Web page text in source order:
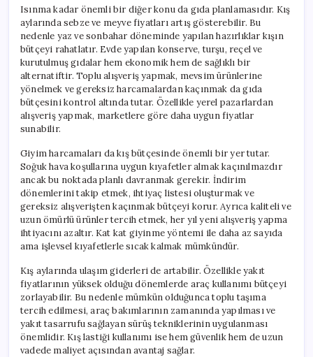
Isınma kadar önemli bir diğer konu da gıda planlamasıdır. Kış
aylarında sebze ve meyve fiyatları artış gösterebilir. Bu
nedenle yaz ve sonbahar döneminde yapılan hazırlıklar kışın
bütçeyi rahatlatır. Evde yapılan konserve, turşu, reçel ve
kurutulmuş gıdalar hem ekonomik hem de sağlıklı bir
alternatiftir. Toplu alışveriş yapmak, mevsim ürünlerine
yönelmek ve gereksiz harcamalardan kaçınmak da gıda
bütçesini kontrol altında tutar. Özellikle yerel pazarlardan
alışveriş yapmak, marketlere göre daha uygun fiyatlar
sunabilir.
Giyim harcamaları da kış bütçesinde önemli bir yer tutar.
Soğuk hava koşullarına uygun kıyafetler almak kaçınılmazdır
ancak bu noktada planlı davranmak gerekir. İndirim
dönemlerini takip etmek, ihtiyaç listesi oluşturmak ve
gereksiz alışverişten kaçınmak bütçeyi korur. Ayrıca kaliteli ve
uzun ömürlü ürünler tercih etmek, her yıl yeni alışveriş yapma
ihtiyacını azaltır. Kat kat giyinme yöntemi ile daha az sayıda
ama işlevsel kıyafetlerle sıcak kalmak mümkündür.
Kış aylarında ulaşım giderleri de artabilir. Özellikle yakıt
fiyatlarının yüksek olduğu dönemlerde araç kullanımı bütçeyi
zorlayabilir. Bu nedenle mümkün olduğunca toplu taşıma
tercih edilmesi, araç bakımlarının zamanında yapılması ve
yakıt tasarrufu sağlayan sürüş tekniklerinin uygulanması
önemlidir. Kış lastiği kullanımı ise hem güvenlik hem de uzun
vadede maliyet açısından avantaj sağlar.